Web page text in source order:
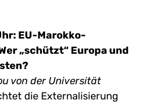
EU-Marokko-
„schützt“ Europa und
von der Universität
die Externalisierung